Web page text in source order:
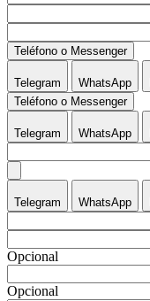
Teléfono o Messenger
Telegram WhatsApp
Teléfono o Messenger
Telegram WhatsApp
Telegram WhatsApp
Opcional
Opcional